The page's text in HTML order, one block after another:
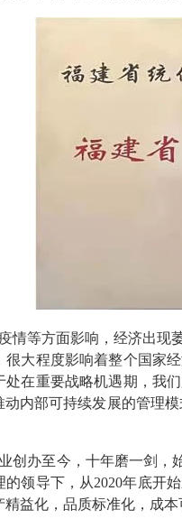
情等方面影响，经济出现
很大程度影响着整个国家
处在重要战略机遇期，我
动内部可持续发展的管理
创办至今，十年磨一剑，
的领导下，从2020年底开
益化，品质标准化，成